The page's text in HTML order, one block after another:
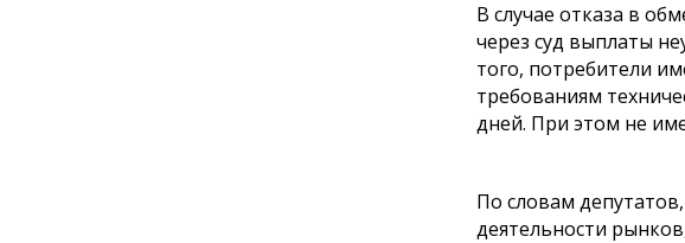
В случае отказа в
через суд выплаты
того, потребители
требованиям
дней. При этом не
По словам
деятельности